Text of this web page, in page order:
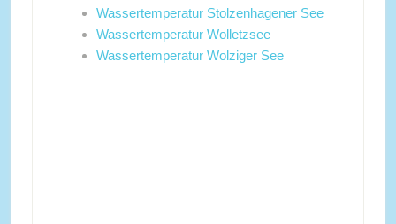
Wassertemperatur Stolzenhagener See
Wassertemperatur Wolletzsee
Wassertemperatur Wolziger See